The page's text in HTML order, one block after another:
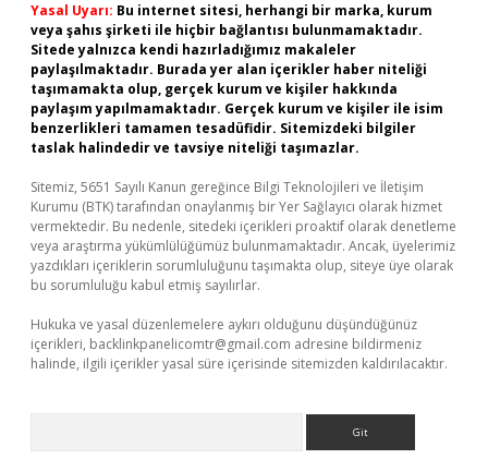
Yasal Uyarı: Bu internet sitesi, herhangi bir marka, kurum
veya şahıs şirketi ile hiçbir bağlantısı bulunmamaktadır.
Sitede yalnızca kendi hazırladığımız makaleler
paylaşılmaktadır. Burada yer alan içerikler haber niteliği
taşımamakta olup, gerçek kurum ve kişiler hakkında
paylaşım yapılmamaktadır. Gerçek kurum ve kişiler ile isim
benzerlikleri tamamen tesadüfidir. Sitemizdeki bilgiler
taslak halindedir ve tavsiye niteliği taşımazlar.
Sitemiz, 5651 Sayılı Kanun gereğince Bilgi Teknolojileri ve İletişim
Kurumu (BTK) tarafından onaylanmış bir Yer Sağlayıcı olarak hizmet
vermektedir. Bu nedenle, sitedeki içerikleri proaktif olarak denetleme
veya araştırma yükümlülüğümüz bulunmamaktadır. Ancak, üyelerimiz
yazdıkları içeriklerin sorumluluğunu taşımakta olup, siteye üye olarak
bu sorumluluğu kabul etmiş sayılırlar.
Hukuka ve yasal düzenlemelere aykırı olduğunu düşündüğünüz
içerikleri, backlinkpanelicomtr@gmail.com adresine bildirmeniz
halinde, ilgili içerikler yasal süre içerisinde sitemizden kaldırılacaktır.